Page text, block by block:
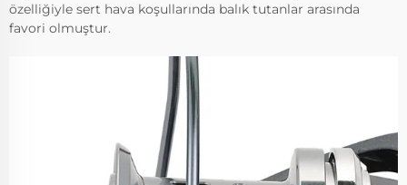
özelliğiyle sert hava koşullarında balık tutanlar arasında
favori olmuştur.